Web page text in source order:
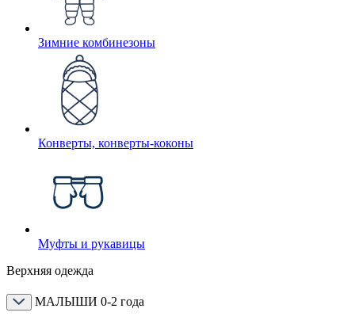
Зимние комбинезоны
Конверты, конверты-коконы
Муфты и рукавицы
Верхняя одежда
МАЛЫШИ 0-2 года